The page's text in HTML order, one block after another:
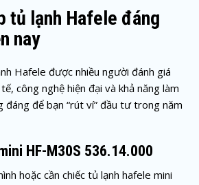
tủ lạnh Hafele đáng
nay
Hafele được nhiều người đánh giá
công nghệ hiện đại và khả năng làm
để bạn “rút ví” đầu tư trong năm
HF-M30S 536.14.000
hoặc cần chiếc tủ lạnh hafele mini